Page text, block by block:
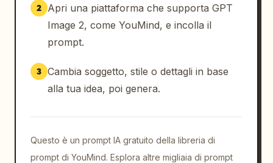
2
Apri una piattaforma che supporta GPT
Image 2, come YouMind, e incolla il
prompt.
3 Cambia soggetto, stile o dettagli in base
alla tua idea, poi genera.
Questo è un prompt IA gratuito della libreria di
prompt di YouMind. Esplora altre migliaia di prompt